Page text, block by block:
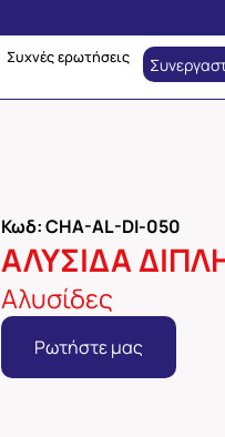
Συχνές ερωτήσεις
Κωδ: CHA-AL-DI-050
ΑΛΥΣΙΔΑ
Αλυσίδες
Ρωτήστε μας